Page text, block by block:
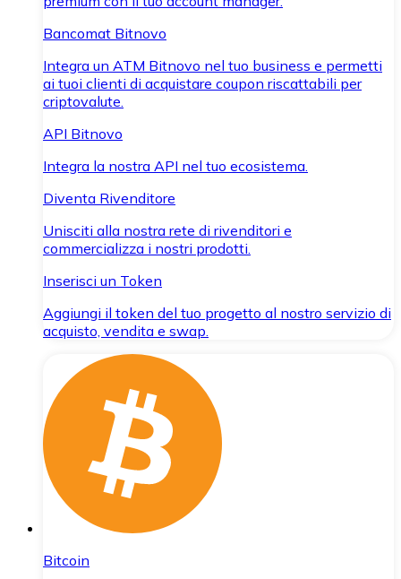
Bancomat Bitnovo
Integra un ATM Bitnovo nel tuo business e permetti
ai tuoi clienti di acquistare coupon riscattabili per
criptovalute.
API Bitnovo
Integra la nostra API nel tuo ecosistema.
Diventa Rivenditore
Unisciti alla nostra rete di rivenditori e
commercializza i nostri prodotti.
Inserisci un Token
Aggiungi il token del tuo progetto al nostro servizio di
acquisto, vendita e swap.
Bitcoin